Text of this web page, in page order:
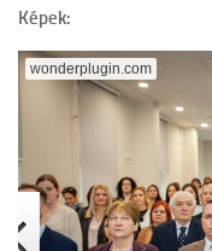
OktOpusz Kárpát-
működtetése (2023-
TESLA Projekt
Képgaléria
Archívum
Képek:
wonderplugin.com